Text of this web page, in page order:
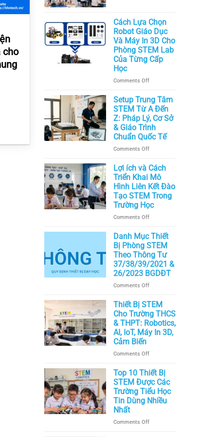
cho
Phòng
STEM
Hiện
Đại
Nhất
Nay
Xây
Dựng
Phòng
STEM
Lab
Cách Lựa Chọn
Robot Giáo Dục
Và Máy In 3D Cho
Phòng STEM Lab
Của Từng Cấp
Học
Comments Offon
Lựa
Chọn
Robot
Giáo
Dục
Và
Máy
3D
Cho
Phòng
STEM
Lab
Học
Setup Trung Tâm
STEM Từ A Đến
Z: Pháp Lý, Cơ Sở
& Giáo Trình
Chuẩn Quốc Tế
Comments Offon
Trung
Tâm
STEM
Từ
A
Đến
Z:
Lý,
Cơ
Sở
&
Giáo
Tế
Lợi ích và Cách
Triển Khai Mô
Hình Liên Kết Đào
Tạo STEM Trong
Trường Học
Comments Offon
ích
và
Cách
Triển
Khai
Mô
Hình
Kết
Đào
Tạo
STEM
Danh Mục Thiết
Bị Phòng STEM
Theo Thông Tư
37/38/39/2021 &
26/2023 BGDĐT
Comments Offon
Mục
Thiết
Bị
Phòng
STEM
Thông
37/38/39/2021
&
26/2023
BGDĐT
Thiết Bị STEM
Cho Trường THCS
& THPT: Robotics,
AI, IoT, Máy In 3D,
Cảm Biến
Comments Offon
Bị
STEM
Cho
Trường
THCS
THPT:
Top 10 Thiết Bị
STEM Được Các
Trường Tiểu Học
Tin Dùng Nhiều
Nhất
Comments Offon